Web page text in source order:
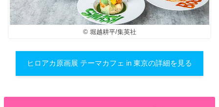
© 堀越耕平/集英社
ヒロアカ原画展 テーマカフェ in 東京の詳細を見る